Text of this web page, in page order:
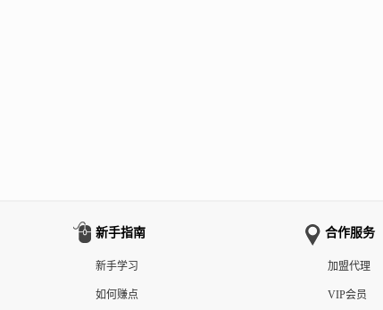
新手指南
新手学习
如何赚点
合作服务
加盟代理
VIP会员